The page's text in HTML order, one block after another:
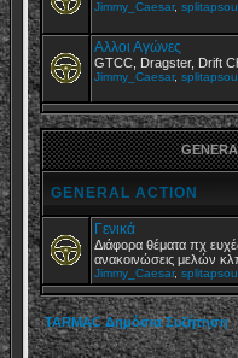
Jimmy_Caesar, splitapsou
Αλλοι Αγώνες
GTCC, Dragster, Drift
Jimmy_Caesar, splitapsou
GENERAL ACTION
Γενικά
Διάφορα θέματα πχ
ανακοινώσεις μελών
Jimmy_Caesar, splitapsou
TARMAC Δημόσια Συζήτηση